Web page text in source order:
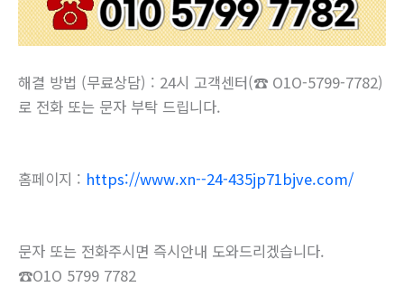
해결 방법 (무료상담) : 24시 고객센터(☎ O1O-5799-7782)
로 전화 또는 문자 부탁 드립니다.
홈페이지 : https://www.xn--24-435jp71bjve.com/
문자 또는 전화주시면 즉시안내 도와드리겠습니다.
☎O1O 5799 7782